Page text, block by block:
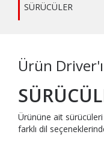
SÜRÜCÜLER
Ürün
Ürününe ait
farklı dil